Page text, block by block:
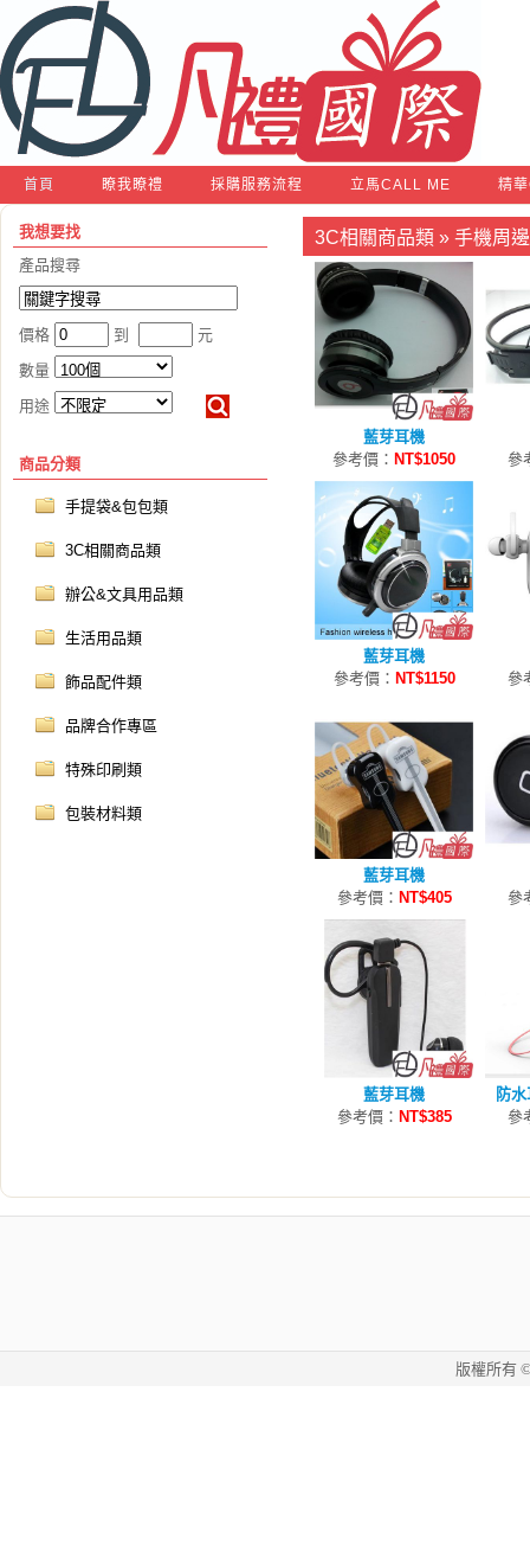
首頁 瞭我瞭禮 採購服務流程 立馬CALL ME 精
我想要找
產品搜尋
價格 到
元
數量
用途
商品分類
手提袋&包包類
3C相關商品類
辦公&文具用品類
生活用品類
飾品配件類
品牌合作專區
特殊印刷類
包裝材料類
3C相關商品類 » 手機周邊
藍芽耳機
參考價： NT$1050 參
藍芽耳機
參考價： NT$1150 參
藍芽耳機
參考價： NT$405 參
藍芽耳機
參考價： NT$385
防
參
版權所有